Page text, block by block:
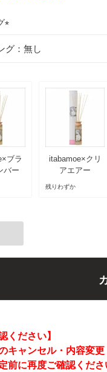
必
ブラ
バー
itabamoe×クリ
アエアー
残りわずか
ください】
キャンセル・内容変
前に再度ご確認くださ